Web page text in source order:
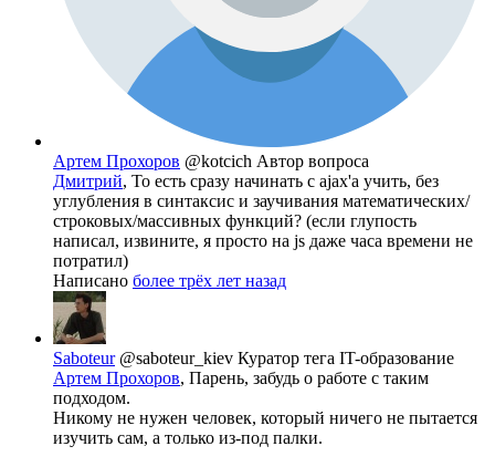
Артем Прохоров @kotcich Автор вопроса
Дмитрий, То есть сразу начинать с ajax'а учить, без
углубления в синтаксис и заучивания математических/
строковых/массивных функций? (если глупость
написал, извините, я просто на js даже часа времени не
потратил)
Написано более трёх лет назад
Saboteur @saboteur_kiev Куратор тега IT-образование
Артем Прохоров, Парень, забудь о работе с таким
подходом.
Никому не нужен человек, который ничего не пытается
изучить сам, а только из-под палки.